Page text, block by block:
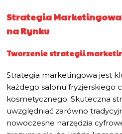
Strategia
na Rynku
Tworzenie strategii
Strategia marketingowa jest
każdego salonu fryzjerskiego
kosmetycznego. Skuteczna
uwzględniać zarówno
nowoczesne narzędzia